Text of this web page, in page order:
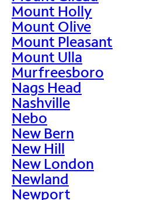
Mount Holly
Mount Olive
Mount Pleasant
Mount Ulla
Murfreesboro
Nags Head
Nashville
Nebo
New Bern
New Hill
New London
Newland
Newport